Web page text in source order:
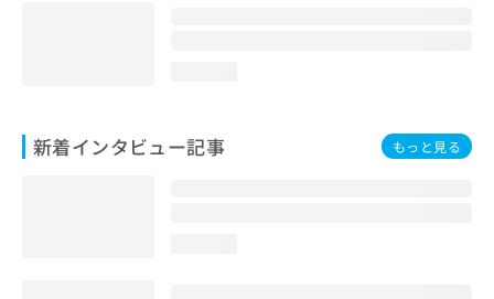
新着インタビュー記事 もっと見る